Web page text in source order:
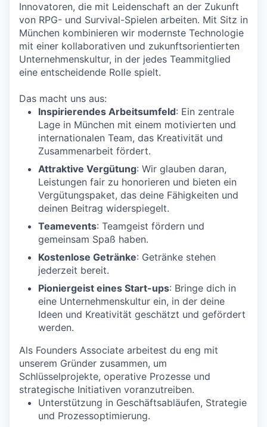
Innovatoren, die mit Leidenschaft an der Zukunft
von RPG- und Survival-Spielen arbeiten. Mit Sitz in
München kombinieren wir modernste Technologie
mit einer kollaborativen und zukunftsorientierten
Unternehmenskultur, in der jedes Teammitglied
eine entscheidende Rolle spielt.
Das macht uns aus:
Inspirierendes Arbeitsumfeld: Ein zentrale
Lage in München mit einem motivierten und
internationalen Team, das Kreativität und
Zusammenarbeit fördert.
Attraktive Vergütung: Wir glauben daran,
Leistungen fair zu honorieren und bieten ein
Vergütungspaket, das deine Fähigkeiten und
deinen Beitrag widerspiegelt.
Teamevents: Teamgeist fördern und
gemeinsam Spaß haben.
Kostenlose Getränke: Getränke stehen
jederzeit bereit.
Pioniergeist eines Start-ups: Bringe dich in
eine Unternehmenskultur ein, in der deine
Ideen und Kreativität geschätzt und gefördert
werden.
Als Founders Associate arbeitest du eng mit
unserem Gründer zusammen, um
Schlüsselprojekte, operative Prozesse und
strategische Initiativen voranzutreiben.
Unterstützung in Geschäftsabläufen, Strategie
und Prozessoptimierung.